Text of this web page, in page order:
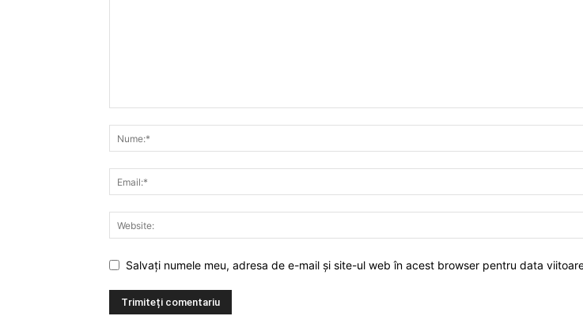
Salvați numele meu, adresa de e-mail și site-ul web în acest browser pentru data